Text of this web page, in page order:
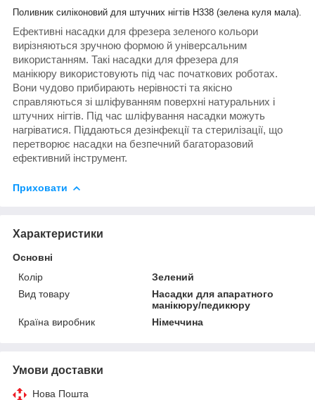
Поливник силіконовий для штучних нігтів H338 (зелена куля мала).
Ефективні насадки для фрезера зеленого кольори
вирізняються зручною формою й універсальним
використанням. Такі насадки для фрезера для
манікюру використовують під час початкових роботах.
Вони чудово прибирають нерівності та якісно
справляються зі шліфуванням поверхні натуральних і
штучних нігтів. Під час шліфування насадки можуть
нагріватися. Піддаються дезінфекції та стерилізації, що
перетворює насадки на безпечний багаторазовий
ефективний інструмент.
Приховати
Характеристики
Основні
Колір
Зелений
Вид товару
Насадки для апаратного
манікюру/педикюру
Країна виробник
Німеччина
Умови доставки
Нова Пошта